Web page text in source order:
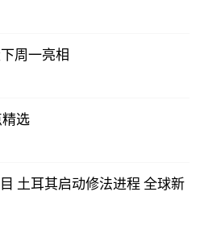
周一亮相
选
土耳其启动修法进程 全球新